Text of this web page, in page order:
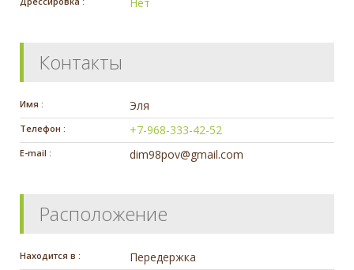
Контакты
Имя : Эля
Телефон : +7-968-333-42-52
E-mail : dim98pov@gmail.com
Расположение
Находится в : Передержка